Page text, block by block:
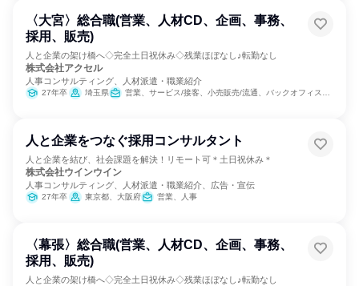
〈大宮〉総合職(営業、人材CD、企画、事務、
採用、販売)
人と企業の架け橋へ◇完全土日祝休み◇残業ほぼなし♪転勤なし
株式会社アクセル
人事コンサルティング、人材派遣・職業紹介
27年卒 埼玉県 営業、サービス/接客、小売販売/流通、バックオフィス・事務・受付、人事、総務、マーケティング・広告・宣伝
人と企業をつなぐ採用コンサルタント
人と企業を結び、社会課題を解決！リモート可＊土日祝休み＊
株式会社ウインウイン
人事コンサルティング、人材派遣・職業紹介、広告・宣伝
27年卒 東京都、大阪府 営業、人事
〈幕張〉総合職(営業、人材CD、企画、事務、
採用、販売)
人と企業の架け橋へ◇完全土日祝休み◇残業ほぼなし♪転勤なし